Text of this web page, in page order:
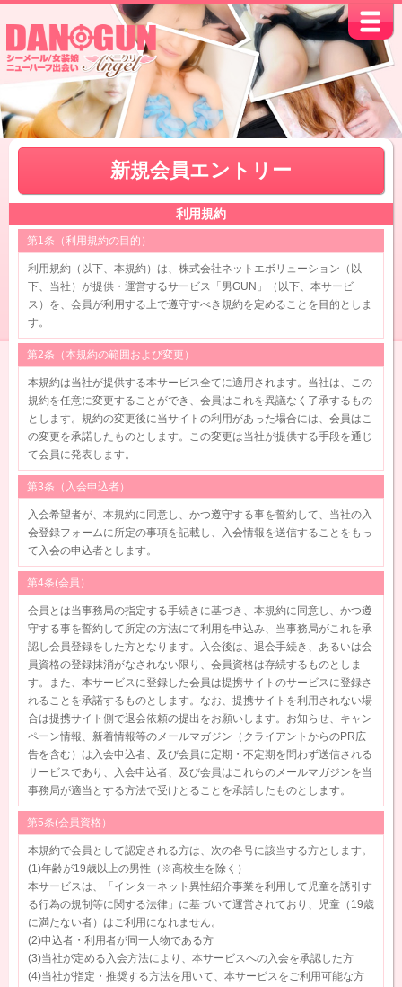
新規会員エントリー
利用規約
第1条（利用規約の目的）
利用規約（以下、本規約）は、株式会社ネットエボリューション（以
下、当社）が提供・運営するサービス「男GUN」（以下、本サービ
ス）を、会員が利用する上で遵守すべき規約を定めることを目的としま
す。
第2条（本規約の範囲および変更）
本規約は当社が提供する本サービス全てに適用されます。当社は、この
規約を任意に変更することができ、会員はこれを異議なく了承するもの
とします。規約の変更後に当サイトの利用があった場合には、会員はこ
の変更を承諾したものとします。この変更は当社が提供する手段を通じ
て会員に発表します。
第3条（入会申込者）
入会希望者が、本規約に同意し、かつ遵守する事を誓約して、当社の入
会登録フォームに所定の事項を記載し、入会情報を送信することをもっ
て入会の申込者とします。
第4条(会員）
会員とは当事務局の指定する手続きに基づき、本規約に同意し、かつ遵
守する事を誓約して所定の方法にて利用を申込み、当事務局がこれを承
認し会員登録をした方となります。入会後は、退会手続き、あるいは会
員資格の登録抹消がなされない限り、会員資格は存続するものとしま
す。また、本サービスに登録した会員は提携サイトのサービスに登録さ
れることを承諾するものとします。なお、提携サイトを利用されない場
合は提携サイト側で退会依頼の提出をお願いします。お知らせ、キャン
ペーン情報、新着情報等のメールマガジン（クライアントからのPR広
告を含む）は入会申込者、及び会員に定期・不定期を問わず送信される
サービスであり、入会申込者、及び会員はこれらのメールマガジンを当
事務局が適当とする方法で受けとることを承諾したものとします。
第5条(会員資格）
本規約で会員として認定される方は、次の各号に該当する方とします。
(1)年齢が19歳以上の男性（※高校生を除く）
本サービスは、「インターネット異性紹介事業を利用して児童を誘引す
る行為の規制等に関する法律」に基づいて運営されており、児童（19歳
に満たない者）はご利用になれません。
(2)申込者・利用者が同一人物である方
(3)当社が定める入会方法により、本サービスへの入会を承認した方
(4)当社が指定・推奨する方法を用いて、本サービスをご利用可能な方